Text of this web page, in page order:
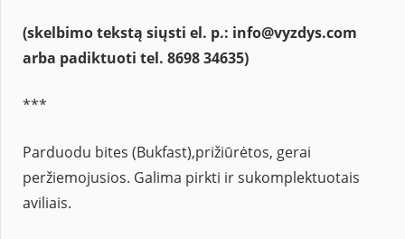
(skelbimo tekstą siųsti el. p.: info@vyzdys.com
arba padiktuoti tel. 8698 34635)
***
Parduodu bites (Bukfast),prižiūrėtos, gerai
peržiemojusios. Galima pirkti ir sukomplektuotais
aviliais.